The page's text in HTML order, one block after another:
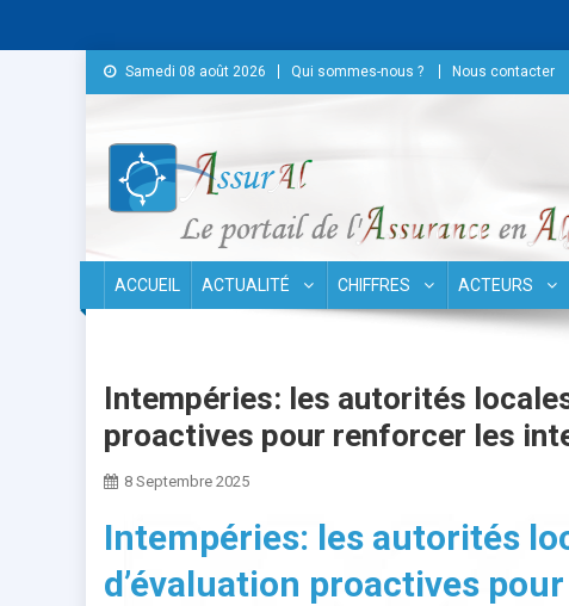
Skip to content
Samedi 08 août 2026 Qui sommes-nous ? Nous contacter
Conseil National des
ACCUEIL ACTUALITÉ CHIFFRES ACTEURS
Intempéries: les autorités
proactives pour renforcer les
8 Septembre 2025
Intempéries: les autorités
d’évaluation proactives